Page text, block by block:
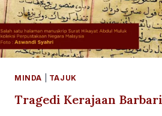
MINDA TAJUK
Tragedi Kerajaan Barbari